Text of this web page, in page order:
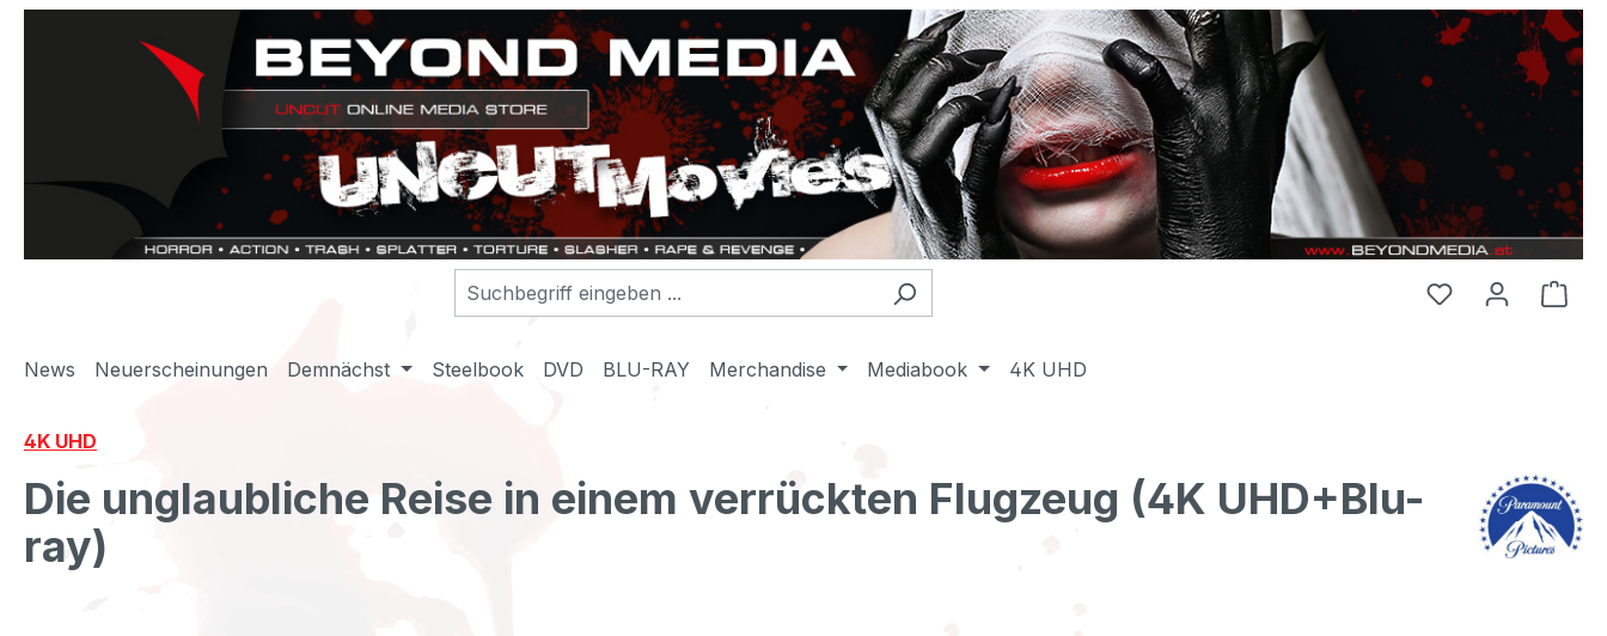
Zur Hauptnavigation springen
News Neuerscheinungen Demnächst Steelbook DVD BLU-RAY Merchandise Mediabook 4K UHD
4K UHD
Die unglaubliche Reise in einem verrückten Flugzeug (4K UHD+Blu-
ray)